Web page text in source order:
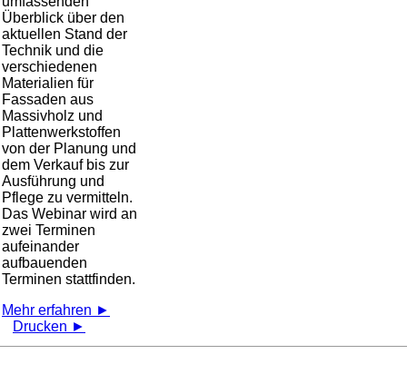
Überblick über den
aktuellen Stand der
Technik und die
verschiedenen
Materialien für
Fassaden aus
Massivholz und
Plattenwerkstoffen
von der Planung und
dem Verkauf bis zur
Ausführung und
Pflege zu vermitteln.
Das Webinar wird an
zwei Terminen
aufeinander
aufbauenden
Terminen stattfinden.
Mehr erfahren ►
Drucken ►